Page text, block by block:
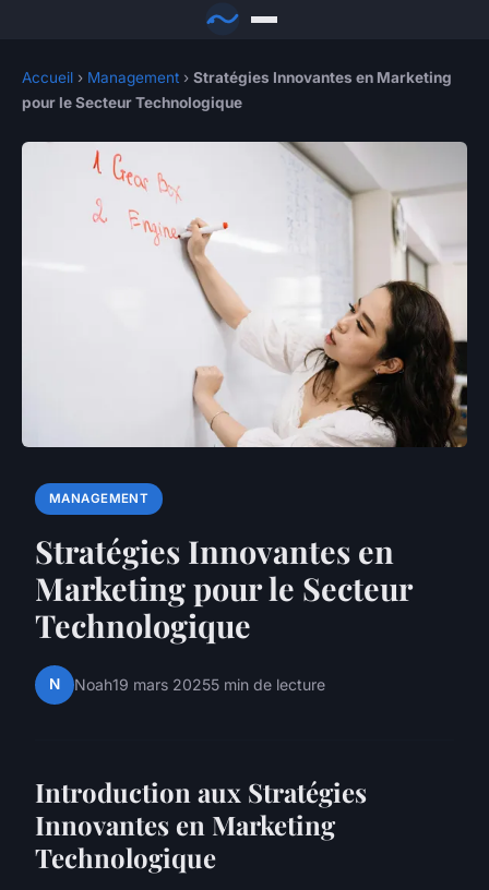
Accueil › Management › Stratégies Innovantes en Marketing
pour le Secteur Technologique
MANAGEMENT
Stratégies Innovantes en
Marketing pour le Secteur
Technologique
N Noah19 mars 20255 min de lecture
Introduction aux Stratégies
Innovantes en Marketing
Technologique